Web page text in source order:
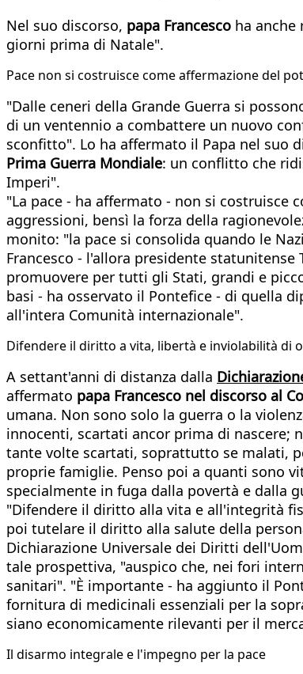
Nel suo discorso, papa Francesco ha anche
giorni prima di Natale".
Pace non si costruisce come affermazione del
"Dalle ceneri della Grande Guerra si
di un ventennio a combattere un nuovo
sconfitto". Lo ha affermato il Papa nel suo
Prima Guerra Mondiale: un conflitto che
Imperi".
"La pace - ha affermato - non si costruisce
aggressioni, bensì la forza della
monito: "la pace si consolida quando le
Francesco - l'allora presidente
promuovere per tutti gli Stati, grandi e
basi - ha osservato il Pontefice - di quella
all'intera Comunità internazionale".
Difendere il diritto a vita, libertà e inviolabilità di
A settant'anni di distanza dalla
affermato papa Francesco nel discorso al
umana. Non sono solo la guerra o la
innocenti, scartati ancor prima di nascere;
tante volte scartati, soprattutto se malati,
proprie famiglie. Penso poi a quanti sono
specialmente in fuga dalla povertà e dalla
"Difendere il diritto alla vita e all'integrità
poi tutelare il diritto alla salute della
Dichiarazione Universale dei Diritti
tale prospettiva, "auspico che, nei fori
sanitari". "È importante - ha aggiunto il
fornitura di medicinali essenziali per la
siano economicamente rilevanti per il
Il disarmo integrale e l'impegno per la pace